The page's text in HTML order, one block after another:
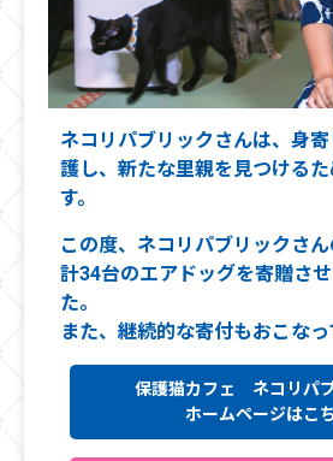
ネコリパブリックさんは、身
護し、新たな里親を見つける
す。
この度、ネコリパブリックさ
計34台のエアドッグを寄贈さ
た。
また、継続的な寄付もおこなっ
保護猫カフェ ネコリパ
ホームページはこ